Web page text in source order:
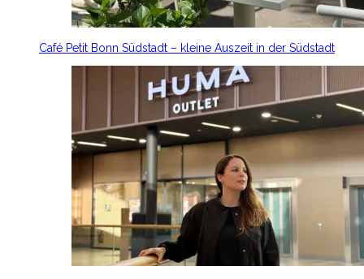
Café Petit Bonn Südstadt – kleine Auszeit in der Südstadt